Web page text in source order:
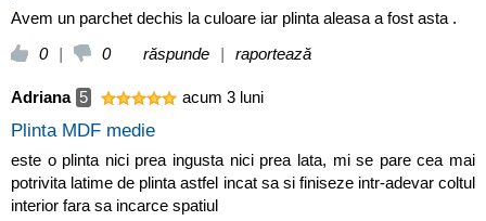
Avem un parchet dechis la culoare iar plinta aleasa a fost asta .
0
| 0 răspunde | raportează
Adriana 5 acum 3 luni
Plinta MDF medie
este o plinta nici prea ingusta nici prea lata, mi se pare cea mai
potrivita latime de plinta astfel incat sa si finiseze intr-adevar coltul
interior fara sa incarce spatiul